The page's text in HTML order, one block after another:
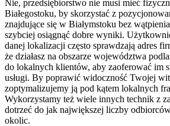
Nie, przedsiębiorstwo nie musi mieć
Białegostoku, by skorzystać z
znajdujące się w Białymstoku bez
szybciej osiągnąć dobre wyniki.
danej lokalizacji często sprawdzają adres
że działasz na obszarze województwa
do lokalnych klientów, aby zaoferować im
usługi. By poprawić widoczność Twojej
zoptymalizujemy ją pod kątem lokalnych
Wykorzystamy też wiele innych technik z
dotrzeć do jak największej liczby
okolic.